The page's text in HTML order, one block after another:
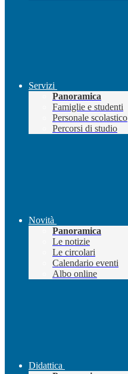
Servizi
Panoramica
Famiglie e studenti
Personale scolastico
Percorsi di studio
Novità
Panoramica
Le notizie
Le circolari
Calendario eventi
Albo online
Didattica